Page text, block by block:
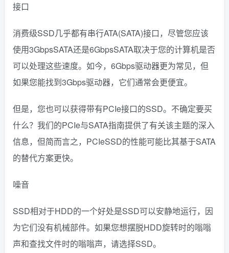
接口
消费级SSD几乎都有串行ATA(SATA)接口，尽管您应该
使用3GbpsSATA还是6GbpsSATA取决于您的计算机是否
可以处理这些速度。如今，6Gbps驱动器更为常见，但
如果您能找到3Gbps驱动器，它们通常会更便宜。
但是，您也可以获得带有PCIe接口的SSD。不确定要买
什么？我们的PCIe与SATA指南提供了有关该主题的深入
信息，但简而言之，PCIeSSD的性能可能比其基于SATA
的替代方案更快。
噪音
SSD相对于HDD的一个好处是SSD可以安静地运行，因
为它们没有机械部件。如果您想摆脱HDD旋转时的嗡嗡
声和查找文件时的嗡嗡声，请选择SSD。